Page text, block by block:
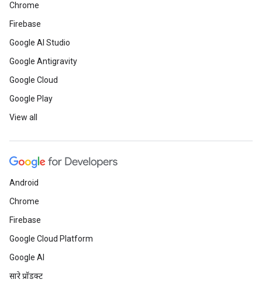
Chrome
Firebase
Google AI Studio
Google Antigravity
Google Cloud
Google Play
View all
Android
Chrome
Firebase
Google Cloud Platform
Google AI
सारे प्रॉडक्ट